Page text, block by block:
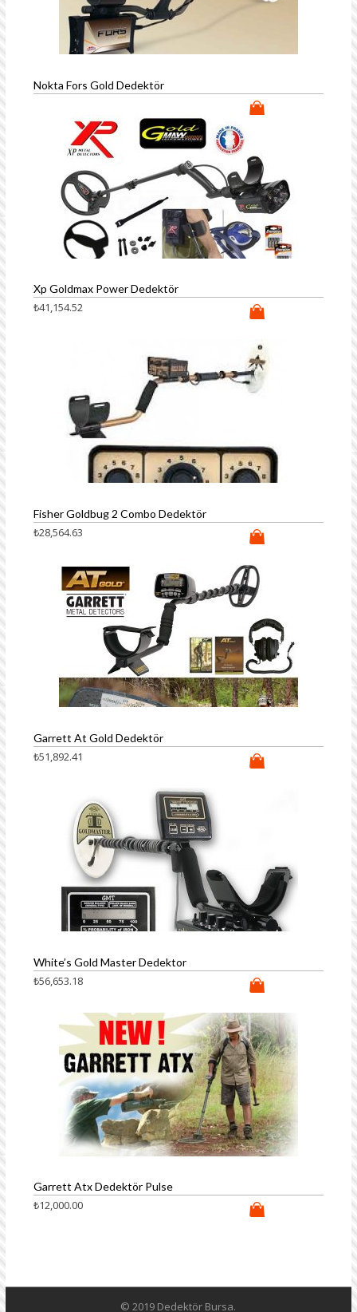
Nokta Fors Gold Dedektör
Xp Goldmax Power Dedektör
₺41,154.52
Fisher Goldbug 2 Combo Dedektör
₺28,564.63
Garrett At Gold Dedektör
₺51,892.41
White’s Gold Master Dedektor
₺56,653.18
Garrett Atx Dedektör Pulse
₺12,000.00
© 2019 Dedektör Bursa.